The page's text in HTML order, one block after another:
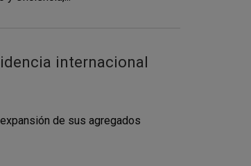
internacional
de sus agregados